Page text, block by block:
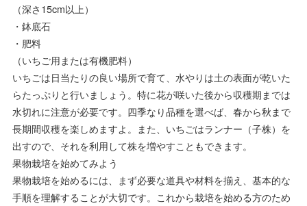
（深さ15cm以上）
・鉢底石
・肥料
（いちご用または有機肥料）
いちごは日当たりの良い場所で育て、水やりは土の表面が乾いた
らたっぷりと行いましょう。特に花が咲いた後から収穫期までは
水切れに注意が必要です。四季なり品種を選べば、春から秋まで
長期間収穫を楽しめますよ。また、いちごはランナー（子株）を
出すので、それを利用して株を増やすこともできます。
果物栽培を始めてみよう
果物栽培を始めるには、まず必要な道具や材料を揃え、基本的な
手順を理解することが大切です。これから栽培を始める方のため